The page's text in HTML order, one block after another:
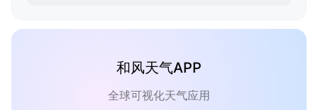
和风天气APP
全球可视化天气应用